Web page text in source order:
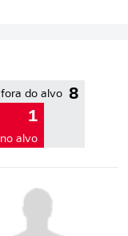
8
fora do alvo
1
no alvo